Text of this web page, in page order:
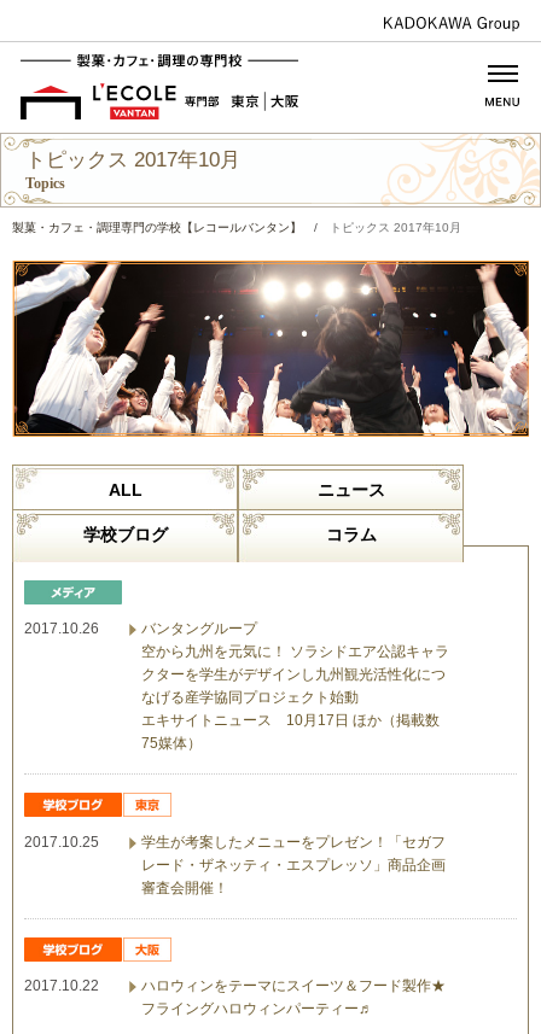
トピックス 2017年10月
Topics
製菓・カフェ・調理専門の学校【レコールバンタン】 / トピックス 2017年10月
ALL ニュース
学校ブログ コラム
2017.10.26
バンタングループ
空から九州を元気に！ ソラシドエア公認キャラ
クターを学生がデザインし九州観光活性化につ
なげる産学協同プロジェクト始動
エキサイトニュース 10月17日 ほか（掲載数
75媒体）
2017.10.25
学生が考案したメニューをプレゼン！「セガフ
レード・ザネッティ・エスプレッソ」商品企画
審査会開催！
2017.10.22
ハロウィンをテーマにスイーツ＆フード製作★
フライングハロウィンパーティー♬